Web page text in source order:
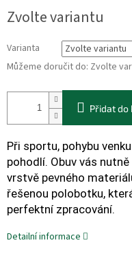
cena:
Zvolte variantu
Varianta
Můžeme doručit do: Zvolte
Přidat do
Při sportu, pohybu
pohodlí. Obuv vás
vrstvě pevného
řešenou polobotku,
perfektní zpracování.
Detailní informace